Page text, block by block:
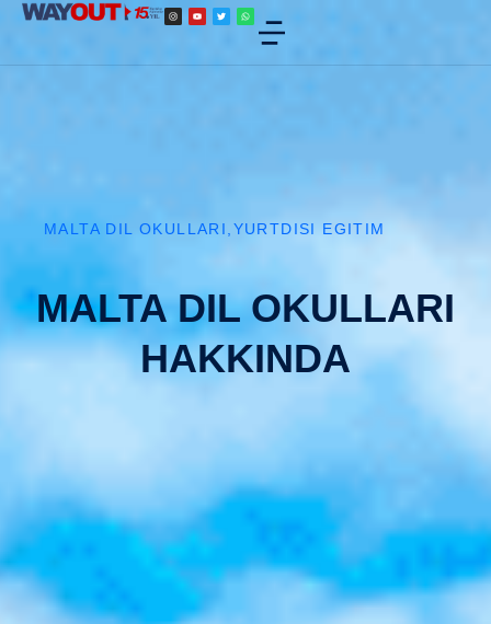
MALTA DIL OKULLARI YURTDISI EGITIM
MALTA DIL OKULLARI
HAKKINDA